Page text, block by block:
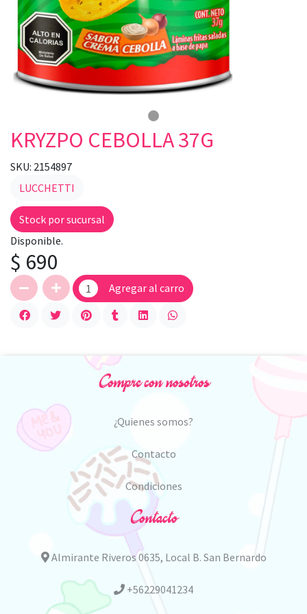
KRYZPO CEBOLLA 37G
SKU: 2154897
LUCCHETTI
Stock por sucursal
Disponible.
$ 690
Agregar al carro
Compre con nosotros
¿Quienes somos?
Contacto
Condiciones
Contacto
Almirante Riveros 0635, Local B. San Bernardo
+56229041234